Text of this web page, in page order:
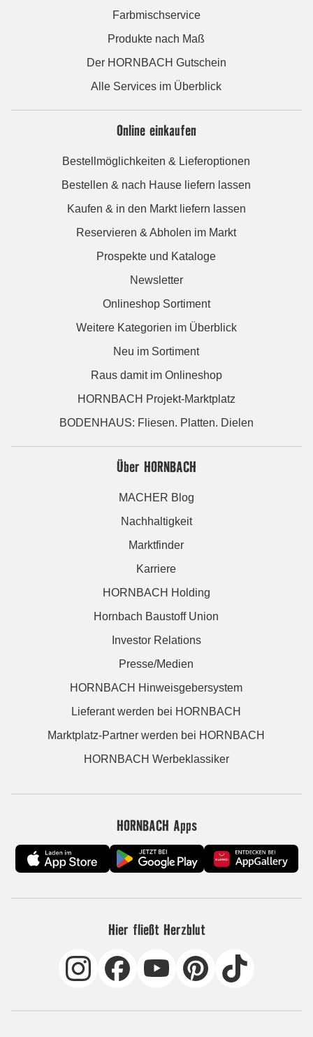
Farbmischservice
Produkte nach Maß
Der HORNBACH Gutschein
Alle Services im Überblick
Online einkaufen
Bestellmöglichkeiten & Lieferoptionen
Bestellen & nach Hause liefern lassen
Kaufen & in den Markt liefern lassen
Reservieren & Abholen im Markt
Prospekte und Kataloge
Newsletter
Onlineshop Sortiment
Weitere Kategorien im Überblick
Neu im Sortiment
Raus damit im Onlineshop
HORNBACH Projekt-Marktplatz
BODENHAUS: Fliesen. Platten. Dielen
Über HORNBACH
MACHER Blog
Nachhaltigkeit
Marktfinder
Karriere
HORNBACH Holding
Hornbach Baustoff Union
Investor Relations
Presse/Medien
HORNBACH Hinweisgebersystem
Lieferant werden bei HORNBACH
Marktplatz-Partner werden bei HORNBACH
HORNBACH Werbeklassiker
HORNBACH Apps
Hier fließt Herzblut